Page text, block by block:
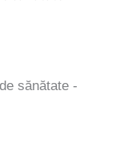
sănătate -